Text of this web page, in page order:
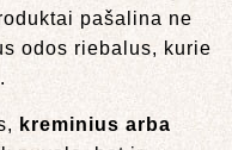
pašalina ne
odos riebalus, kurie
kreminius arba